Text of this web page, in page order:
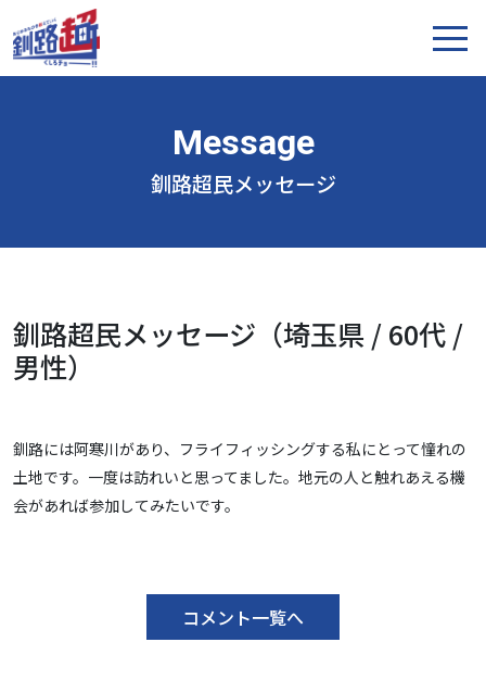
釧路超民メッセージ
釧路超民メッセージ（埼玉県 / 60代 /
男性）
釧路には阿寒川があり、フライフィッシングする私にとって憧れの
土地です。一度は訪れいと思ってました。地元の人と触れあえる機
会があれば参加してみたいです。
コメント一覧へ